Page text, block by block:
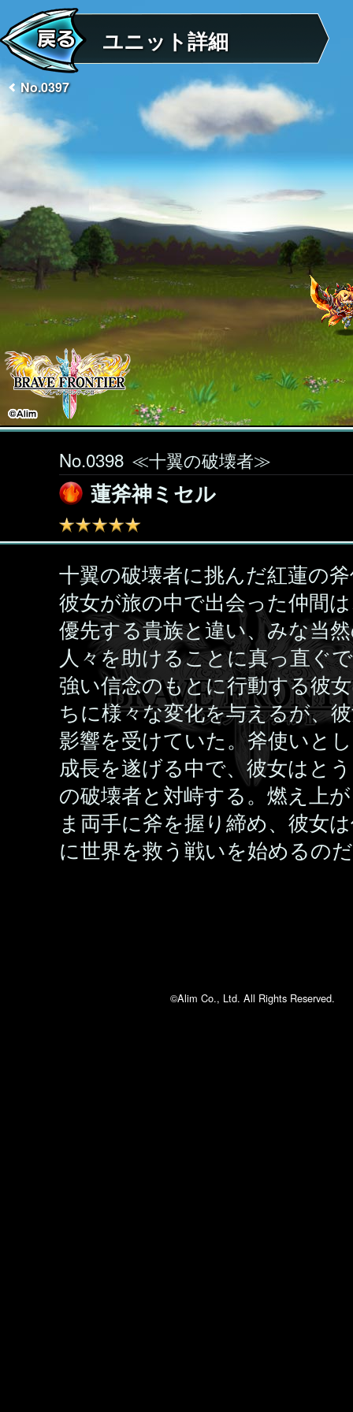
ユニット詳細
No.0397
No.0398 ≪十翼の破壊者≫
蓮斧神ミセル
十翼の破壊者に挑んだ紅蓮の
彼女が旅の中で出会った仲間
優先する貴族と違い、みな当
人々を助けることに真っ直ぐ
強い信念のもとに行動する彼
ちに様々な変化を与えるが、
影響を受けていた。斧使いと
成長を遂げる中で、彼女はと
の破壊者と対峙する。燃え上
ま両手に斧を握り締め、彼女
に世界を救う戦いを始めるの
©Alim Co., Ltd. All Rights Reserved.